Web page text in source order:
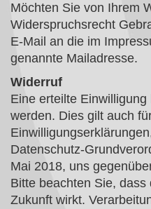
Möchten Sie von Ihrem
Widerspruchsrecht
E-Mail an die im
genannte Mailadresse.
Widerruf
Eine erteilte
werden. Dies gilt auch
Datenschutz-
Mai 2018, uns
Bitte beachten Sie,
Zukunft wirkt.